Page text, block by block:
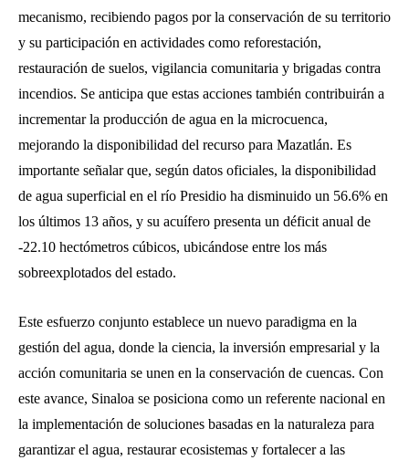
mecanismo, recibiendo pagos por la conservación de su territorio
y su participación en actividades como reforestación,
restauración de suelos, vigilancia comunitaria y brigadas contra
incendios. Se anticipa que estas acciones también contribuirán a
incrementar la producción de agua en la microcuenca,
mejorando la disponibilidad del recurso para Mazatlán. Es
importante señalar que, según datos oficiales, la disponibilidad
de agua superficial en el río Presidio ha disminuido un 56.6% en
los últimos 13 años, y su acuífero presenta un déficit anual de
-22.10 hectómetros cúbicos, ubicándose entre los más
sobreexplotados del estado.
Este esfuerzo conjunto establece un nuevo paradigma en la
gestión del agua, donde la ciencia, la inversión empresarial y la
acción comunitaria se unen en la conservación de cuencas. Con
este avance, Sinaloa se posiciona como un referente nacional en
la implementación de soluciones basadas en la naturaleza para
garantizar el agua, restaurar ecosistemas y fortalecer a las